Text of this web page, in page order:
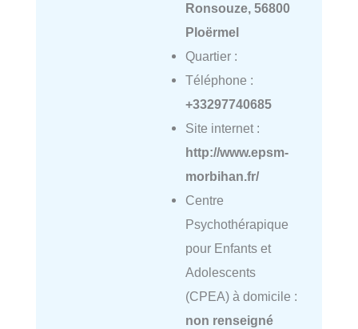
Ronsouze, 56800
Ploërmel
Quartier :
Téléphone :
+33297740685
Site internet :
http://www.epsm-
morbihan.fr/
Centre
Psychothérapique
pour Enfants et
Adolescents
(CPEA) à domicile :
non renseigné